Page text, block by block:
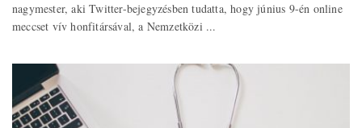
nagymester, aki Twitter-bejegyzésben tudatta, hogy június 9-én online
meccset vív honfitársával, a Nemzetközi ...